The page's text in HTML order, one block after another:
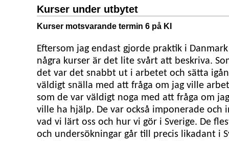
Kurser under utbytet
Kurser motsvarande termin 6 på KI
Eftersom jag endast gjorde praktik i
några kurser är det lite svårt att beskriva.
det var det snabbt ut i arbetet och sätta
väldigt snälla med att fråga om jag ville
som de var väldigt noga med att fråga om
ville ha hjälp. De var också imponerade och
vad vi lärt oss och hur vi gör i Sverige. De
och undersökningar går till precis likadant i